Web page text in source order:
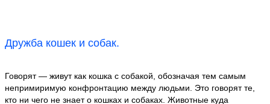
Дружба кошек и собак.
Говорят — живут как кошка с собакой, обозначая тем самым
непримиримую конфронтацию между людьми. Это говорят те,
кто ни чего не знает о кошках и собаках. Животные куда